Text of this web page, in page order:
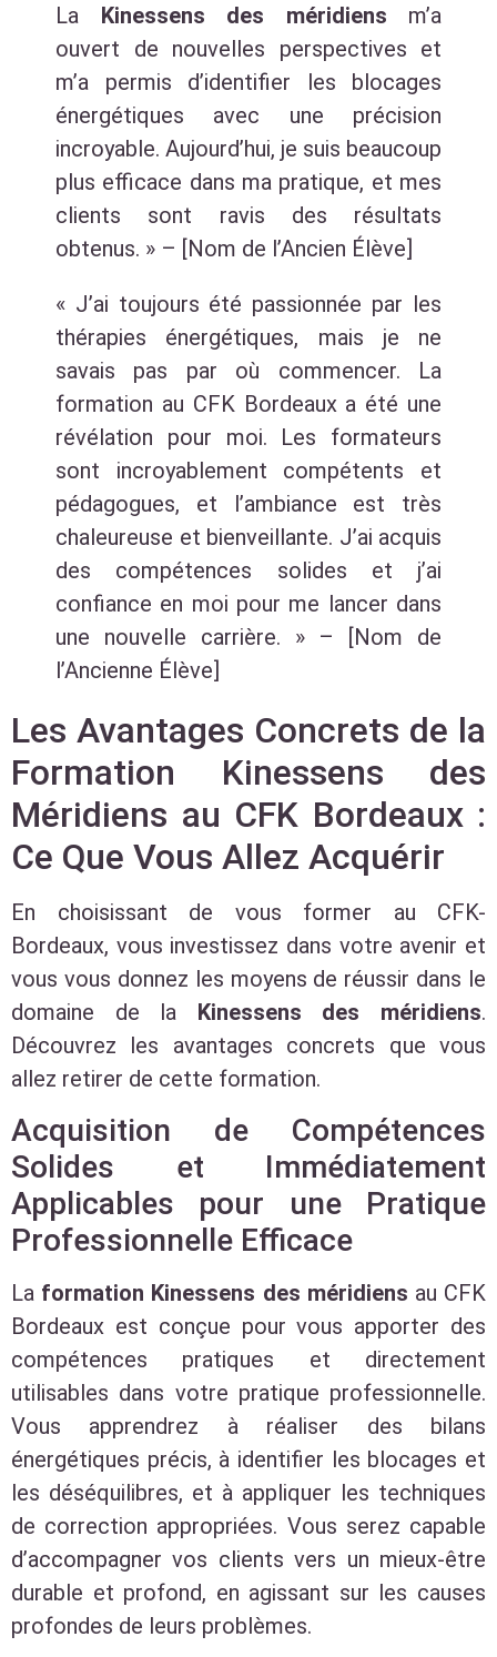
La Kinessens des méridiens m’a
ouvert de nouvelles perspectives et
m’a permis d’identifier les blocages
énergétiques avec une précision
incroyable. Aujourd’hui, je suis beaucoup
plus efficace dans ma pratique, et mes
clients sont ravis des résultats
obtenus. » – [Nom de l’Ancien Élève]
« J’ai toujours été passionnée par les
thérapies énergétiques, mais je ne
savais pas par où commencer. La
formation au CFK Bordeaux a été une
révélation pour moi. Les formateurs
sont incroyablement compétents et
pédagogues, et l’ambiance est très
chaleureuse et bienveillante. J’ai acquis
des compétences solides et j’ai
confiance en moi pour me lancer dans
une nouvelle carrière. » – [Nom de
l’Ancienne Élève]
Les Avantages Concrets de la
Formation Kinessens des
Méridiens au CFK Bordeaux :
Ce Que Vous Allez Acquérir
En choisissant de vous former au CFK-
Bordeaux, vous investissez dans votre avenir et
vous vous donnez les moyens de réussir dans le
domaine de la Kinessens des méridiens.
Découvrez les avantages concrets que vous
allez retirer de cette formation.
Acquisition de Compétences
Solides et Immédiatement
Applicables pour une Pratique
Professionnelle Efficace
La formation Kinessens des méridiens au CFK
Bordeaux est conçue pour vous apporter des
compétences pratiques et directement
utilisables dans votre pratique professionnelle.
Vous apprendrez à réaliser des bilans
énergétiques précis, à identifier les blocages et
les déséquilibres, et à appliquer les techniques
de correction appropriées. Vous serez capable
d’accompagner vos clients vers un mieux-être
durable et profond, en agissant sur les causes
profondes de leurs problèmes.